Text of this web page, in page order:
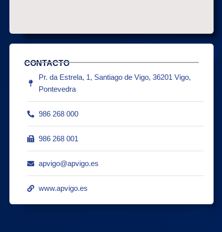
CONTACTO
Pr. da Estrela, 1, Santiago de Vigo, 36201 Vigo,
Pontevedra
986 268 000
986 268 001
apvigo@apvigo.es
www.apvigo.es